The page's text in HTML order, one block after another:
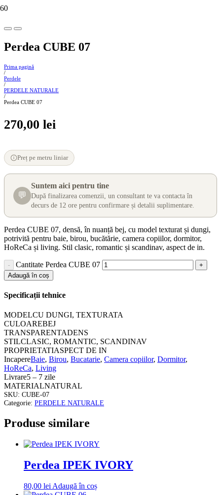
Perdea CUBE 07
Prima pagină
/
Perdele
/
PERDELE NATURALE
/
Perdea CUBE 07
270,00 lei
Preț pe metru liniar
💬
Suntem aici pentru tine
După finalizarea comenzii, un consultant te va contacta în
decurs de 12 ore pentru confirmare și detalii suplimentare.
Perdea CUBE 07, densă, în nuanță bej, cu model texturat și dungi,
potrivită pentru baie, birou, bucătărie, camera copiilor, dormitor,
HoReCa și living. Stil clasic, romantic și scandinav, aspect de in.
Cantitate Perdea CUBE 07
Adaugă în coș
Specificații tehnice
MODELCU DUNGI, TEXTURATA
CULOAREBEJ
TRANSPARENTADENS
STILCLASIC, ROMANTIC, SCANDINAV
PROPRIETATIASPECT DE IN
IncapereBaie, Birou, Bucatarie, Camera copiilor, Dormitor,
HoReCa, Living
Livrare5 – 7 zile
MATERIALNATURAL
SKU: CUBE-07
Categorie: PERDELE NATURALE
Produse similare
Perdea IPEK IVORY
80,00 lei Adaugă în coș